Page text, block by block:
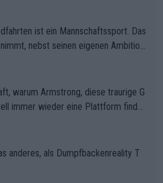
ist ein Mannschaftssport. Das
nebst seinen eigenen Ambition
zu machen und konkret am Erf
hoch anzurechnen. Das ist ein Zei
hinaus.
warum Armstrong, diese traurige G
immer wieder eine Plattform finde
anderes, als Dumpfbackenreality T